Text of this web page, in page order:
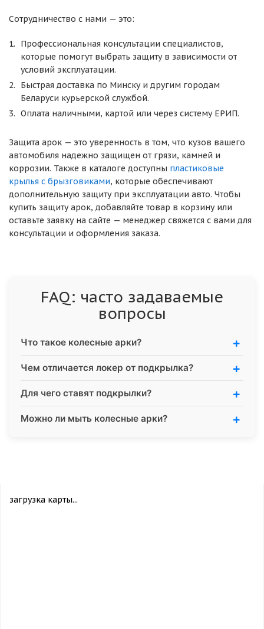
Сотрудничество с нами — это:
Профессиональная консультации специалистов,
которые помогут выбрать защиту в зависимости от
условий эксплуатации.
Быстрая доставка по Минску и другим городам
Беларуси курьерской службой.
Оплата наличными, картой или через систему ЕРИП.
Защита арок — это уверенность в том, что кузов вашего
автомобиля надежно защищен от грязи, камней и
коррозии. Также в каталоге доступны пластиковые
крылья с брызговиками, которые обеспечивают
дополнительную защиту при эксплуатации авто. Чтобы
купить защиту арок, добавляйте товар в корзину или
оставьте заявку на сайте — менеджер свяжется с вами для
консультации и оформления заказа.
FAQ: часто задаваемые
вопросы
Что такое колесные арки?
Чем отличается локер от подкрылка?
Для чего ставят подкрылки?
Можно ли мыть колесные арки?
загрузка карты...